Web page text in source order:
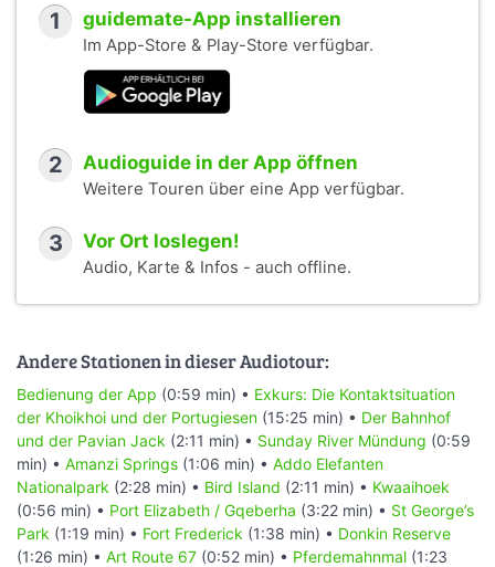
1 guidemate-App installieren
Im App-Store & Play-Store verfügbar.
2 Audioguide in der App öffnen
Weitere Touren über eine App verfügbar.
3 Vor Ort loslegen!
Audio, Karte & Infos - auch offline.
Andere Stationen in dieser Audiotour:
Bedienung der App (0:59 min) • Exkurs: Die Kontaktsituation
der Khoikhoi und der Portugiesen (15:25 min) • Der Bahnhof
und der Pavian Jack (2:11 min) • Sunday River Mündung (0:59
min) • Amanzi Springs (1:06 min) • Addo Elefanten
Nationalpark (2:28 min) • Bird Island (2:11 min) • Kwaaihoek
(0:56 min) • Port Elizabeth / Gqeberha (3:22 min) • St George’s
Park (1:19 min) • Fort Frederick (1:38 min) • Donkin Reserve
(1:26 min) • Art Route 67 (0:52 min) • Pferdemahnmal (1:23